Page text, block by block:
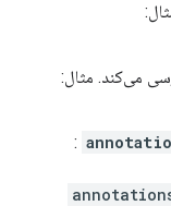
می‌کند. مثال:
: